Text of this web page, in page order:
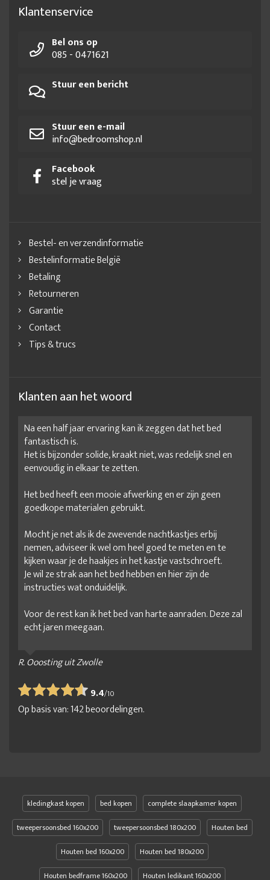
Klantenservice
Bel ons op
085 - 0471621
Stuur een bericht
Stuur een e-mail
info@bedroomshop.nl
Facebook
stel je vraag
Bestel- en verzendinformatie
Bestelinformatie België
Betaling
Retourneren
Garantie
Contact
Tips & trucs
Klanten aan het woord
Na een half jaar ervaring kan ik zeggen dat het bed
fantastisch is.
Het is bijzonder solide, kraakt niet, was redelijk snel en
eenvoudig in elkaar te zetten.
Het bed heeft een mooie afwerking en er zijn geen
goedkope materialen gebruikt.
Mocht je net als ik de zwevende nachtkastjes erbij
nemen, adviseer ik wel om heel goed te meten en te
kijken waar je de haakjes in het kastje vastschroeft.
Je wil ze strak aan het bed hebben en hier zijn de
instructies wat onduidelijk.
Voor de rest kan ik het bed van harte aanraden. Deze zal
echt jaren meegaan.
R. Ooosting uit Zwolle
9.4/10
Op basis van:142beoordelingen.
kledingkast kopen bed kopen
complete slaapkamer kopen
tweepersoonsbed 160x200
tweepersoonsbed 180x200
Houten bed
Houten bed 160x200
Houten bed 180x200
Houten bedframe 160x200
Houten ledikant 160x200